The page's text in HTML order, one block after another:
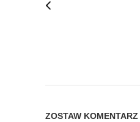
ZOSTAW KOMENTARZ